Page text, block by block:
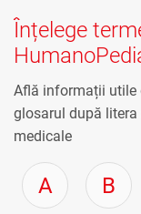
Înțelege
Află informații utile
glosarul după
medicale
A B